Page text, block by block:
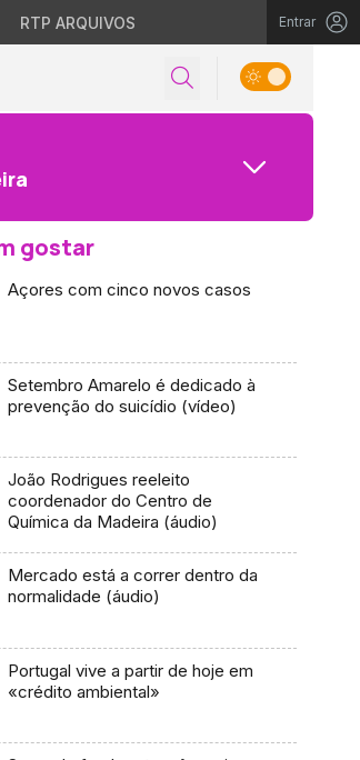
RTP ARQUIVOS Entrar
gostar
Açores com cinco novos casos
Setembro Amarelo é dedicado à
prevenção do suicídio (vídeo)
João Rodrigues reeleito
coordenador do Centro de
Química da Madeira (áudio)
Mercado está a correr dentro da
normalidade (áudio)
Portugal vive a partir de hoje em
«crédito ambiental»